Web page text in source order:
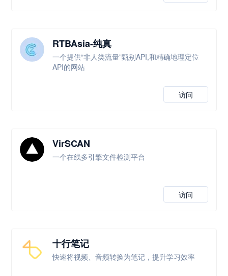
RTBAsia-纯真
一个提供“非人类流量”甄别API,和精确地理定位
API的网站
访问
VirSCAN
一个在线多引擎文件检测平台
访问
十行笔记
快速将视频、音频转换为笔记，提升学习效率